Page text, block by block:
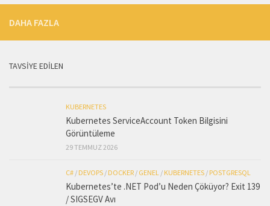
DAHA FAZLA
TAVSİYE EDİLEN
KUBERNETES
Kubernetes ServiceAccount Token Bilgisini
Görüntüleme
29 TEMMUZ 2026
C# / DEVOPS / DOCKER / GENEL / KUBERNETES / POSTGRESQL
Kubernetes’te .NET Pod’u Neden Çöküyor? Exit 139
/ SIGSEGV Avı